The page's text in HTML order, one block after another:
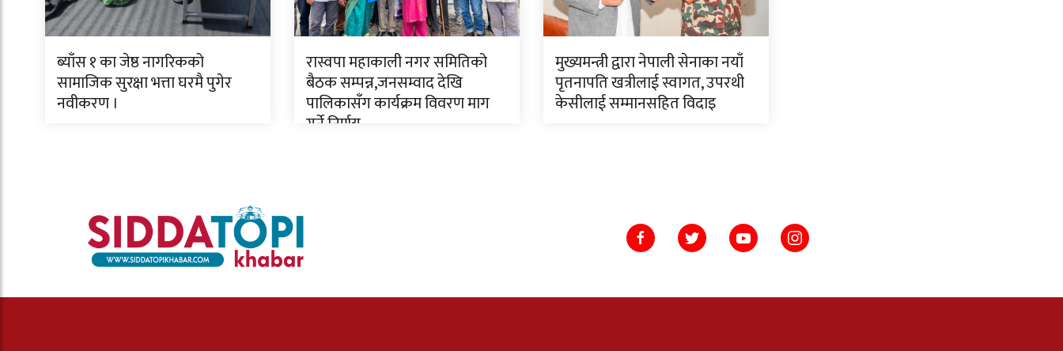
ब्याँस १ का जेष्ठ नागरिकको
सामाजिक सुरक्षा भत्ता घरमै पुगेर
नवीकरण ।
रास्वपा महाकाली नगर समितिको
बैठक सम्पन्न,जनसम्वाद देखि
पालिकासँग कार्यक्रम विवरण माग
गर्ने निर्णय
मुख्यमन्त्री द्वारा नेपाली सेनाका नयाँ
पृतनापति खत्रीलाई स्वागत, उपरथी
केसीलाई सम्मानसहित विदाइ